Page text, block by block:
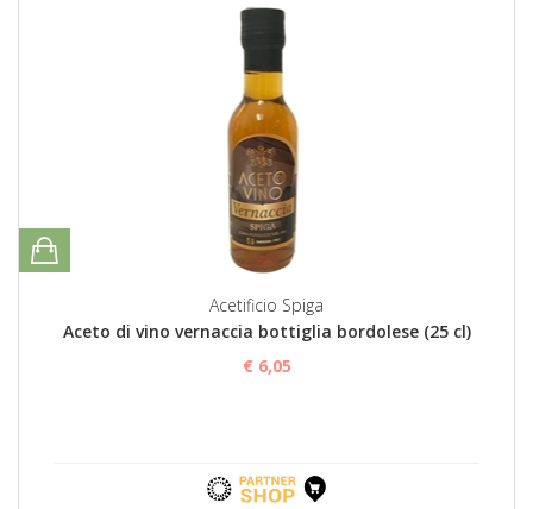
Acetificio Spiga
Aceto di vino vernaccia bottiglia bordolese (25 cl)
€ 6,05